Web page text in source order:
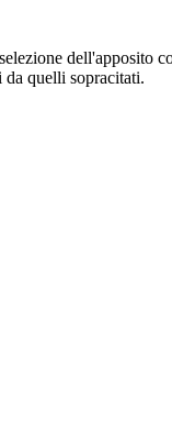
quelli sopracitati.